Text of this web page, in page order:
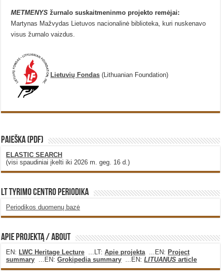
METMENYSžurnalo suskaitmeninmo projekto remėjai:
Martynas Mažvydas Lietuvos nacionalinė biblioteka, kuri nuskenavo
visus žurnalo vaizdus.
Lietuvių Fondas (Lithuanian Foundation)
PAIEŠKA (PDF)
ELASTIC SEARCH
(visi spaudiniai įkelti iki 2026 m. geg. 16 d.)
LT Tyrimo Centro Periodika
Periodikos duomenų bazė
Apie projektą / About
EN:LWC Heritage Lecture ...LT:Apie projekta ...EN:Project
summary ...EN:Grokipedia summary ...EN:LITUANUS article